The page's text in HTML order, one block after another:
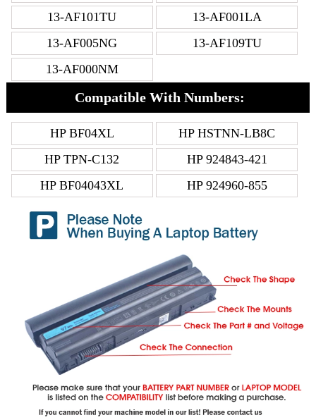
13-AF101TU
13-AF001LA
13-AF005NG
13-AF109TU
13-AF000NM
Compatible With Numbers:
HP BF04XL
HP HSTNN-LB8C
HP TPN-C132
HP 924843-421
HP BF04043XL
HP 924960-855